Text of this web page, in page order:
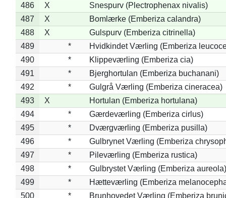
486
X
Snespurv (Plectrophenax nivalis)
487
X
Bomlærke (Emberiza calandra)
488
X
Gulspurv (Emberiza citrinella)
489
*
Hvidkindet Værling (Emberiza
490
*
Klippeværling (Emberiza cia)
491
*
Bjerghortulan (Emberiza buchanani)
492
*
Gulgrå Værling (Emberiza cineracea)
493
X
Hortulan (Emberiza hortulana)
494
*
Gærdeværling (Emberiza cirlus)
495
*
Dværgværling (Emberiza pusilla)
496
*
Gulbrynet Værling (Emberiza
497
*
Pileværling (Emberiza rustica)
498
*
Gulbrystet Værling (Emberiza aureola)
499
*
Hætteværling (Emberiza
500
* Brunhovedet Værling (Emberiza